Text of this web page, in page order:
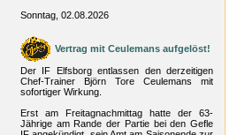
Sonntag, 02.08.2026
Vertrag mit Ceulemans aufgelöst!
Der IF Elfsborg entlassen den derzeitigen
Chef-Trainer Björn Tore Ceulemans mit
sofortiger Wirkung.
Erst am Freitagnachmittag hatte der 63-
Jährige am Rande der Partie bei den Gefle